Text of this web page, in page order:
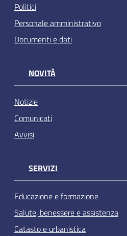
Politici
Personale amministrativo
Documenti e dati
NOVITÀ
Notizie
Comunicati
Avvisi
SERVIZI
Educazione e formazione
Salute, benessere e assistenza
Catasto e urbanistica